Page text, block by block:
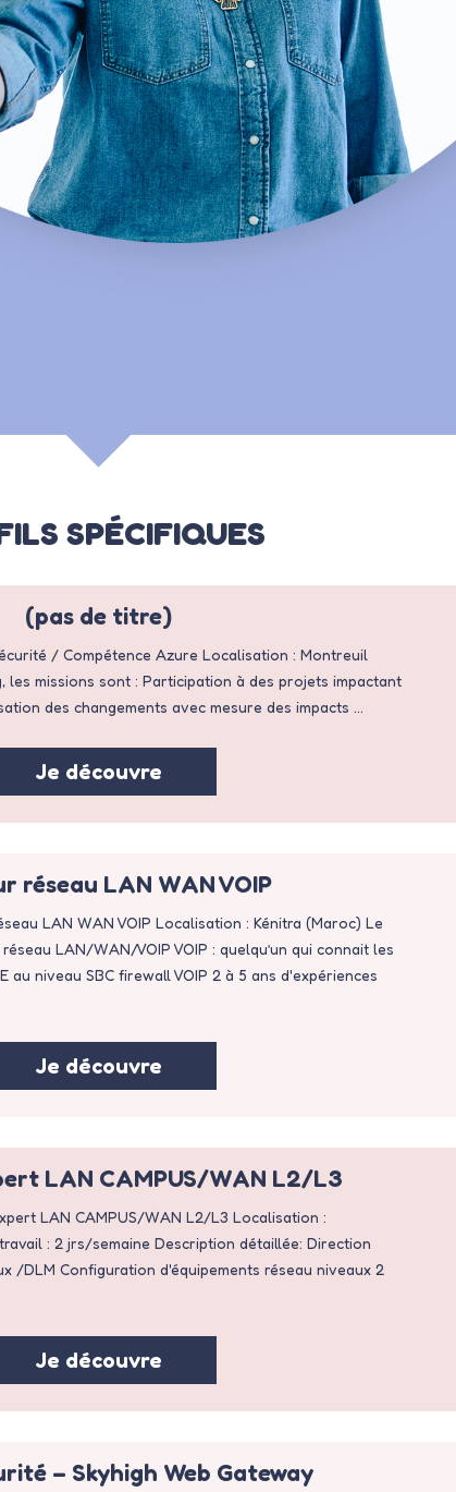
SPÉCIFIQUES
(pas de titre)
/ Compétence Azure Localisation : Montreuil
les missions sont : Participation à des projets impactant
des changements avec mesure des impacts …
Je découvre
réseau LAN WAN VOIP
LAN WAN VOIP Localisation : Kénitra (Maroc) Le
LAN/WAN/VOIP VOIP : quelqu’un qui connait les
au niveau SBC firewall VOIP 2 à 5 ans d'expériences
Je découvre
LAN CAMPUS/WAN L2/L3
LAN CAMPUS/WAN L2/L3 Localisation :
: 2 jrs/semaine Description détaillée: Direction
/DLM Configuration d'équipements réseau niveaux 2
Je découvre
– Skyhigh Web Gateway